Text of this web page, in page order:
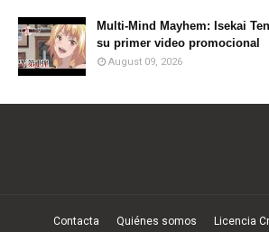
Multi-Mind Mayhem: Isekai
su primer video promocional
August 09, 2026
Contacta Quiénes somos Licencia